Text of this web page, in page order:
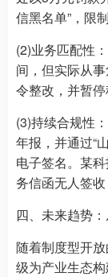
信黑名单”，限
(2)业务匹配性
间，但实际从
令整改，并暂停
(3)持续合规性
年报，并通过“
电子签名。某
务信函无人签收
四、未来趋势：
随着制度型开
级为产业生态构